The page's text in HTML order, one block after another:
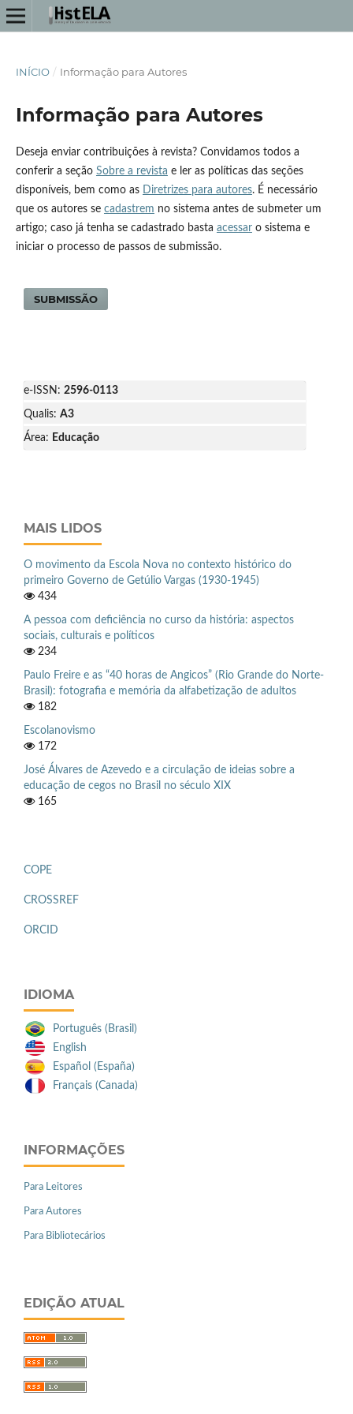
INÍCIO / Informação para Autores
Informação para Autores
Deseja enviar contribuições à revista? Convidamos todos a
conferir a seção Sobre a revista e ler as políticas das seções
disponíveis, bem como as Diretrizes para autores. É necessário
que os autores se cadastrem no sistema antes de submeter um
artigo; caso já tenha se cadastrado basta acessaro sistema e
iniciar o processo de passos de submissão.
SUBMISSÃO
e-ISSN: 2596-0113
Qualis: A3
Área: Educação
MAIS LIDOS
O movimento da Escola Nova no contexto histórico do
primeiro Governo de Getúlio Vargas (1930-1945)
434
A pessoa com deficiência no curso da história: aspectos
sociais, culturais e políticos
234
Paulo Freire e as “40 horas de Angicos” (Rio Grande do Norte-
Brasil): fotografia e memória da alfabetização de adultos
182
Escolanovismo
172
José Álvares de Azevedo e a circulação de ideias sobre a
educação de cegos no Brasil no século XIX
165
COPE
CROSSREF
ORCID
IDIOMA
Português (Brasil)
English
Español (España)
Français (Canada)
INFORMAÇÕES
Para Leitores
Para Autores
Para Bibliotecários
EDIÇÃO ATUAL